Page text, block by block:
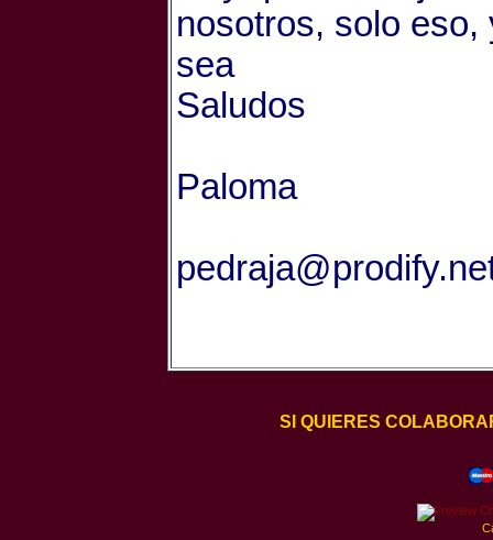
nosotros, solo
sea
Saludos
Paloma
SI QUIERES